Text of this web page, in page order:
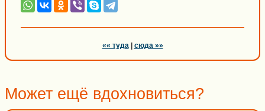
«« туда | сюда »»
Может ещё вдохновиться?